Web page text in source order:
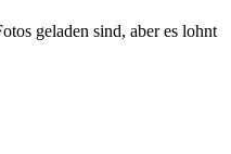
geladen sind, aber es lohnt